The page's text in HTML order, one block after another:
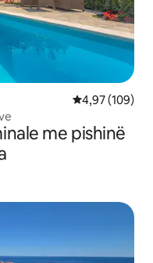
Vlerësimi
4,97 (109)
me pishinë